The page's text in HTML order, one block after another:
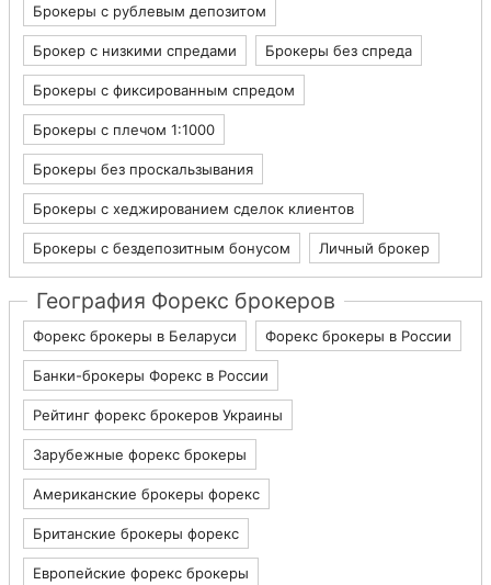
Брокеры с рублевым депозитом
Брокер с низкими спредами Брокеры без спреда
Брокеры с фиксированным спредом
Брокеры с плечом 1:1000
Брокеры без проскальзывания
Брокеры с хеджированием сделок клиентов
Брокеры с бездепозитным бонусом Личный брокер
География Форекс брокеров
Форекс брокеры в Беларуси Форекс брокеры в России
Банки-брокеры Форекс в России
Рейтинг форекс брокеров Украины
Зарубежные форекс брокеры
Американские брокеры форекс
Британские брокеры форекс
Европейские форекс брокеры